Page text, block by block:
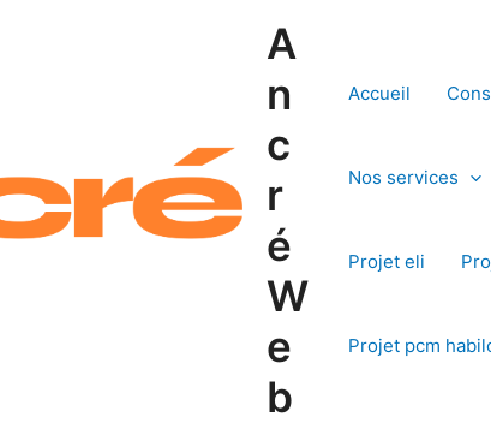
A
n
c
r
é
W
e
b
Accueil
Nos services
Projet eli
Projet pcm